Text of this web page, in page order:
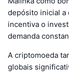
depósito inicial a
incentiva o
demanda
A criptomoeda
globais